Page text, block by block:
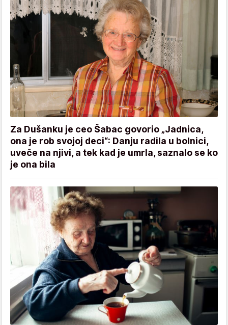
Za Dušanku je ceo Šabac govorio „Jadnica,
ona je rob svojoj deci“: Danju radila u bolnici,
uveče na njivi, a tek kad je umrla, saznalo se ko
je ona bila